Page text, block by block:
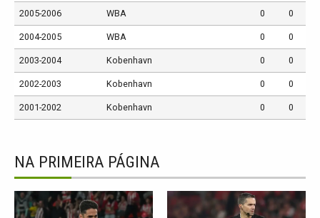
2005-2006 WBA 0 0
2004-2005 WBA 0 0
2003-2004 Kobenhavn 0 0
2002-2003 Kobenhavn 0 0
2001-2002 Kobenhavn 0 0
NA PRIMEIRA PÁGINA